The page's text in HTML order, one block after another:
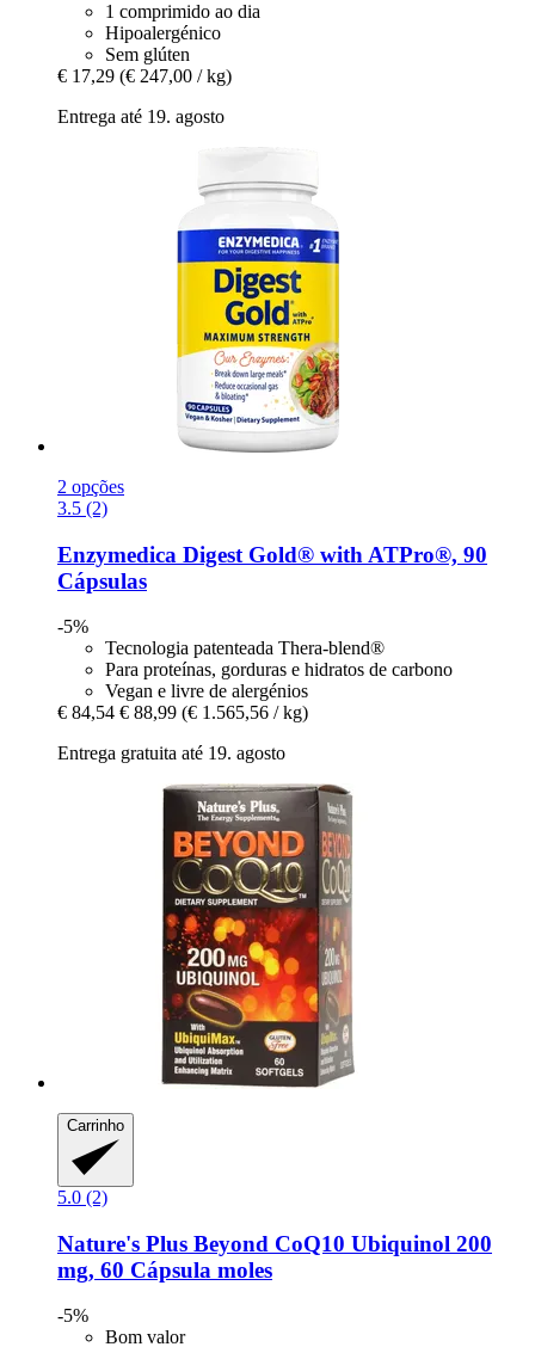
1 comprimido ao dia
Hipoalergénico
Sem glúten
€ 17,29 (€ 247,00 / kg)
Entrega até 19. agosto
2 opções
3.5 (2)
Enzymedica Digest Gold® with ATPro®, 90
Cápsulas
-5%
Tecnologia patenteada Thera-blend®
Para proteínas, gorduras e hidratos de carbono
Vegan e livre de alergénios
€ 84,54 € 88,99 (€ 1.565,56 / kg)
Entrega gratuita até 19. agosto
Carrinho
5.0 (2)
Nature's Plus Beyond CoQ10 Ubiquinol 200
mg, 60 Cápsula moles
-5%
Bom valor